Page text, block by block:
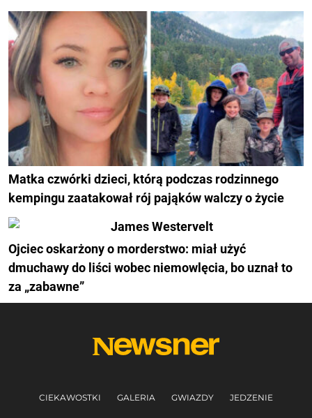
Matka czwórki dzieci, którą podczas rodzinnego
kempingu zaatakował rój pająków walczy o życie
Ojciec oskarżony o morderstwo: miał użyć
dmuchawy do liści wobec niemowlęcia, bo uznał to
za „zabawne”
CIEKAWOSTKI GALERIA GWIAZDY JEDZENIE